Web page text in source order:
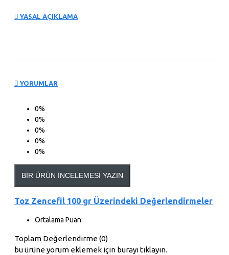
YASAL AÇIKLAMA
YORUMLAR
0%
0%
0%
0%
0%
BIR ÜRÜN İNCELEMESI YAZIN
Toz Zencefil 100 gr Üzerindeki Değerlendirmeler
Ortalama Puan:
Toplam Değerlendirme (0)
bu ürüne yorum eklemek için burayı tıklayın.